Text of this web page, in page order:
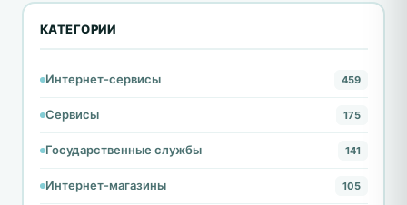
КАТЕГОРИИ
Интернет-сервисы 459
Сервисы 175
Государственные службы 141
Интернет-магазины 105